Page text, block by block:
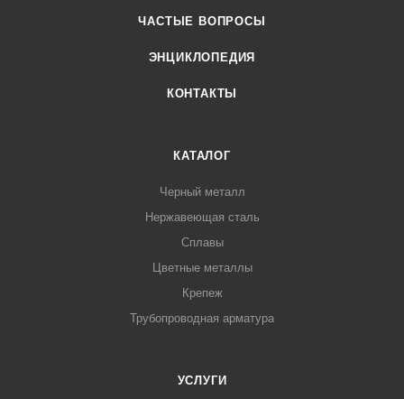
ЧАСТЫЕ ВОПРОСЫ
ЭНЦИКЛОПЕДИЯ
КОНТАКТЫ
КАТАЛОГ
Черный металл
Нержавеющая сталь
Сплавы
Цветные металлы
Крепеж
Трубопроводная арматура
УСЛУГИ